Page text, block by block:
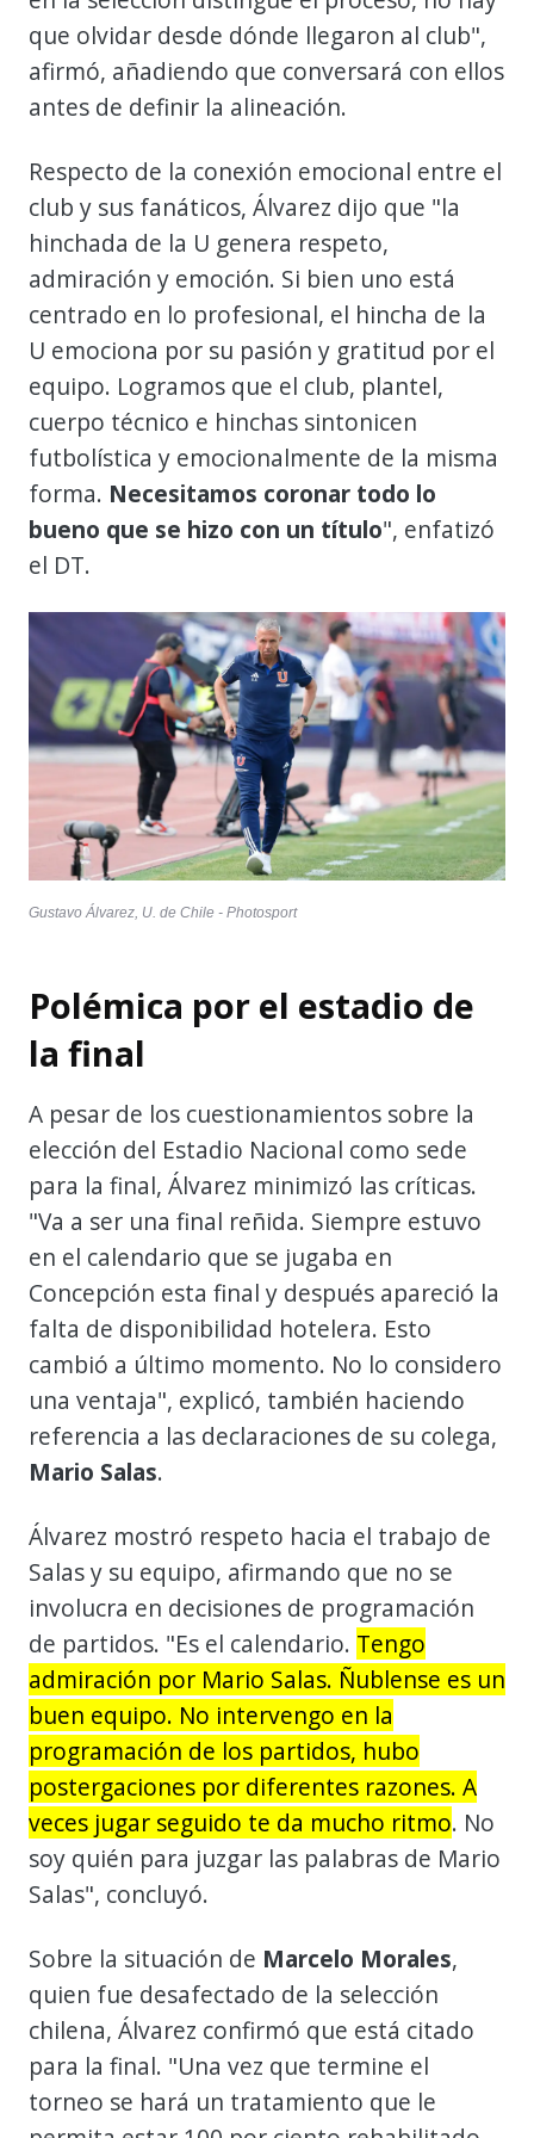
que olvidar desde dónde llegaron al club",
afirmó, añadiendo que conversará con ellos
antes de definir la alineación.
Respecto de la conexión emocional entre el
club y sus fanáticos, Álvarez dijo que "la
hinchada de la U genera respeto,
admiración y emoción. Si bien uno está
centrado en lo profesional, el hincha de la
U emociona por su pasión y gratitud por el
equipo. Logramos que el club, plantel,
cuerpo técnico e hinchas sintonicen
futbolística y emocionalmente de la misma
forma. Necesitamos coronar todo lo
bueno que se hizo con un título", enfatizó
el DT.
Gustavo Álvarez, U. de Chile - Photosport
Polémica por el estadio de
la final
A pesar de los cuestionamientos sobre la
elección del Estadio Nacional como sede
para la final, Álvarez minimizó las críticas.
"Va a ser una final reñida. Siempre estuvo
en el calendario que se jugaba en
Concepción esta final y después apareció la
falta de disponibilidad hotelera. Esto
cambió a último momento. No lo considero
una ventaja", explicó, también haciendo
referencia a las declaraciones de su colega,
Mario Salas.
Álvarez mostró respeto hacia el trabajo de
Salas y su equipo, afirmando que no se
involucra en decisiones de programación
de partidos. "Es el calendario. Tengo
admiración por Mario Salas. Ñublense es un
buen equipo. No intervengo en la
programación de los partidos, hubo
postergaciones por diferentes razones. A
veces jugar seguido te da mucho ritmo. No
soy quién para juzgar las palabras de Mario
Salas", concluyó.
Sobre la situación de Marcelo Morales,
quien fue desafectado de la selección
chilena, Álvarez confirmó que está citado
para la final. "Una vez que termine el
torneo se hará un tratamiento que le